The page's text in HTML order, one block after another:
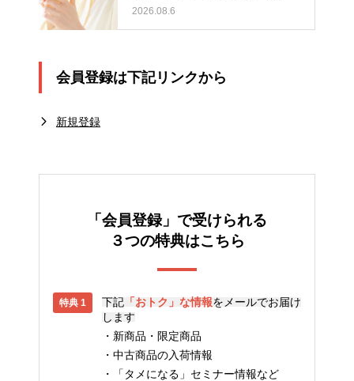
めの取り入れ方を紹介
2026.08.6
会員登録は下記リンクから
新規登録
「会員登録」で受けられる
３つの特典はこちら
下記 「おトク」な情報をメールでお届け
します
新商品・限定商品
中古商品の入荷情報
「タメになる」セミナー情報など